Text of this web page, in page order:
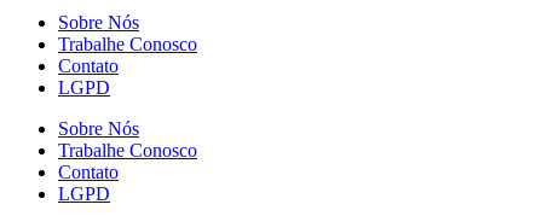
Sobre Nós
Trabalhe Conosco
Contato
LGPD
Sobre Nós
Trabalhe Conosco
Contato
LGPD